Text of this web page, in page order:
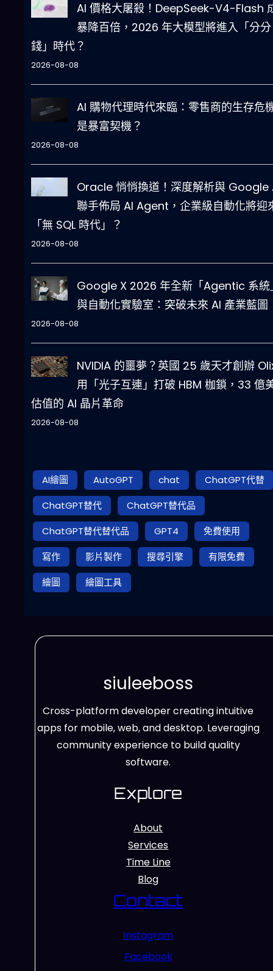
AI 價格大屠殺！DeepSeek-V4-Flash
暴降百倍，2026 年大模型將進入「分分
錢」時代？
2026-08-08
AI 購物代理時代來臨：零售商的生存危
是暴富契機？
2026-08-08
Oracle 悄悄換道！深度解析與 Google
聯手佈局 AI Agent，企業級自動化將迎
「無 SQL 時代」？
2026-08-08
Google X 2026 年全新「Agentic 系統
與自動化實驗室：突破未來 AI 產業藍圖
2026-08-08
NVIDIA 的噩夢？英國 25 歲天才創辦
用「光子互連」打破 HBM 枷鎖，33 億
估值的 AI 晶片革命
2026-08-08
AI繪圖 AutoGPT chat
ChatGPT代替
ChatGPT替代
ChatGPT替代品
ChatGPT替代替代品
GPT4
免費使用
寫作
影片製作 搜尋引擎
有限免費
繪圖
繪圖工具
siuleeboss
Cross-platform developer creating intuitive
apps for mobile, web, and desktop. Leveraging
community experience to build quality
software.
Explore
About
Services
Time Line
Blog
Contact
Instagram
Facebook